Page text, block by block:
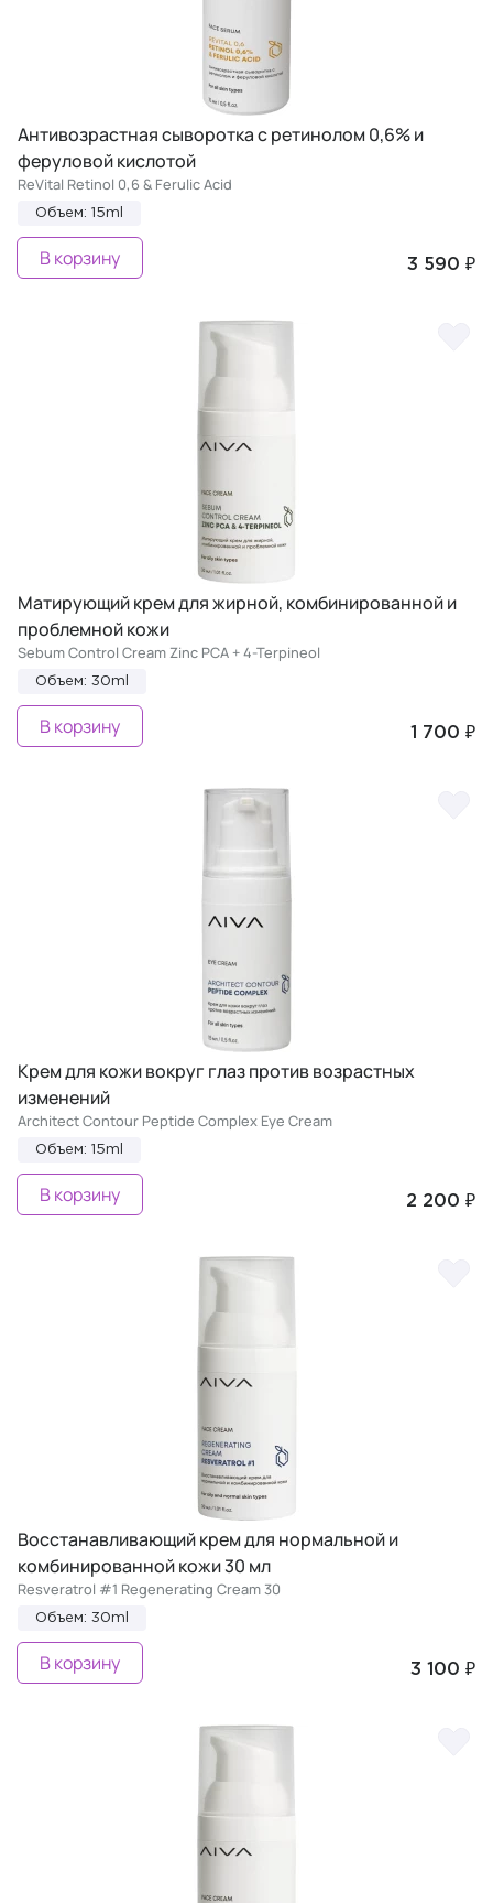
Антивозрастная сыворотка с ретинолом 0,6% и
феруловой кислотой
ReVital Retinol 0,6 & Ferulic Acid
Объем: 15ml
3 590 ₽
В корзину
Матирующий крем для жирной, комбинированной и
проблемной кожи
Sebum Control Cream Zinc PCA + 4-Terpineol
Объем: 30ml
1 700 ₽
В корзину
Крем для кожи вокруг глаз против возрастных
изменений
Architect Contour Peptide Complex Eye Cream
Объем: 15ml
2 200 ₽
В корзину
Восстанавливающий крем для нормальной и
комбинированной кожи 30 мл
Resveratrol #1 Regenerating Cream 30
Объем: 30ml
3 100 ₽
В корзину